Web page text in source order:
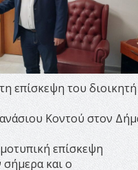
επίσκεψη του διοικητή
Κοντού στον
επίσκεψη
και ο